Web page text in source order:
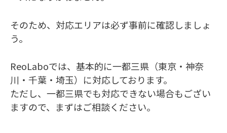
そのため、対応エリアは必ず事前に確認しましょ
う。
ReoLaboでは、基本的に一都三県（東京・神奈
川・千葉・埼玉）に対応しております。
ただし、一都三県でも対応できない場合もござい
ますので、まずはご相談ください。